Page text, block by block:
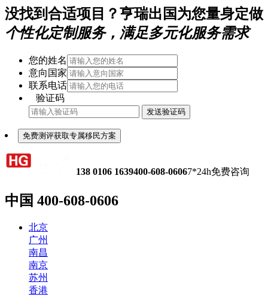
没找到合适项目？亨瑞出国为您量身定做
个性化定制服务，满足多元化服务需求
您的姓名
意向国家
联系电话
验证码
发送验证码
免费测评获取专属移民方案
138 0106 1639400-608-06067*24h免费咨询
中国 400-608-0606
北京
广州
南昌
南京
苏州
香港